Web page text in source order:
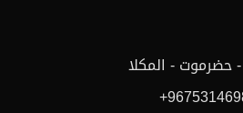
- حضرموت - المكلا